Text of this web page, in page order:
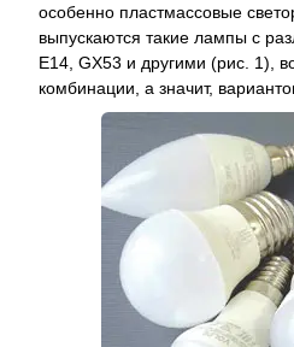
особенно пластмассовые
выпускаются такие лампы с
Е14, GX53 и другими (рис. 1),
комбинации, а значит,